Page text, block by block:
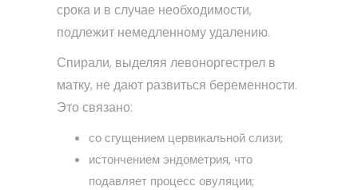
срока и в случае необходимости,
подлежит немедленному удалению.
Спирали, выделяя левоноргестрел в
матку, не дают развиться беременности.
Это связано:
со сгущением цервикальной слизи;
истончением эндометрия, что
подавляет процесс овуляции;